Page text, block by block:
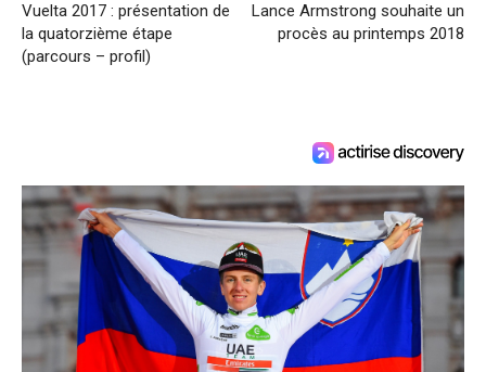
Vuelta 2017 : présentation de
la quatorzième étape
(parcours – profil)
Lance Armstrong souhaite un
procès au printemps 2018